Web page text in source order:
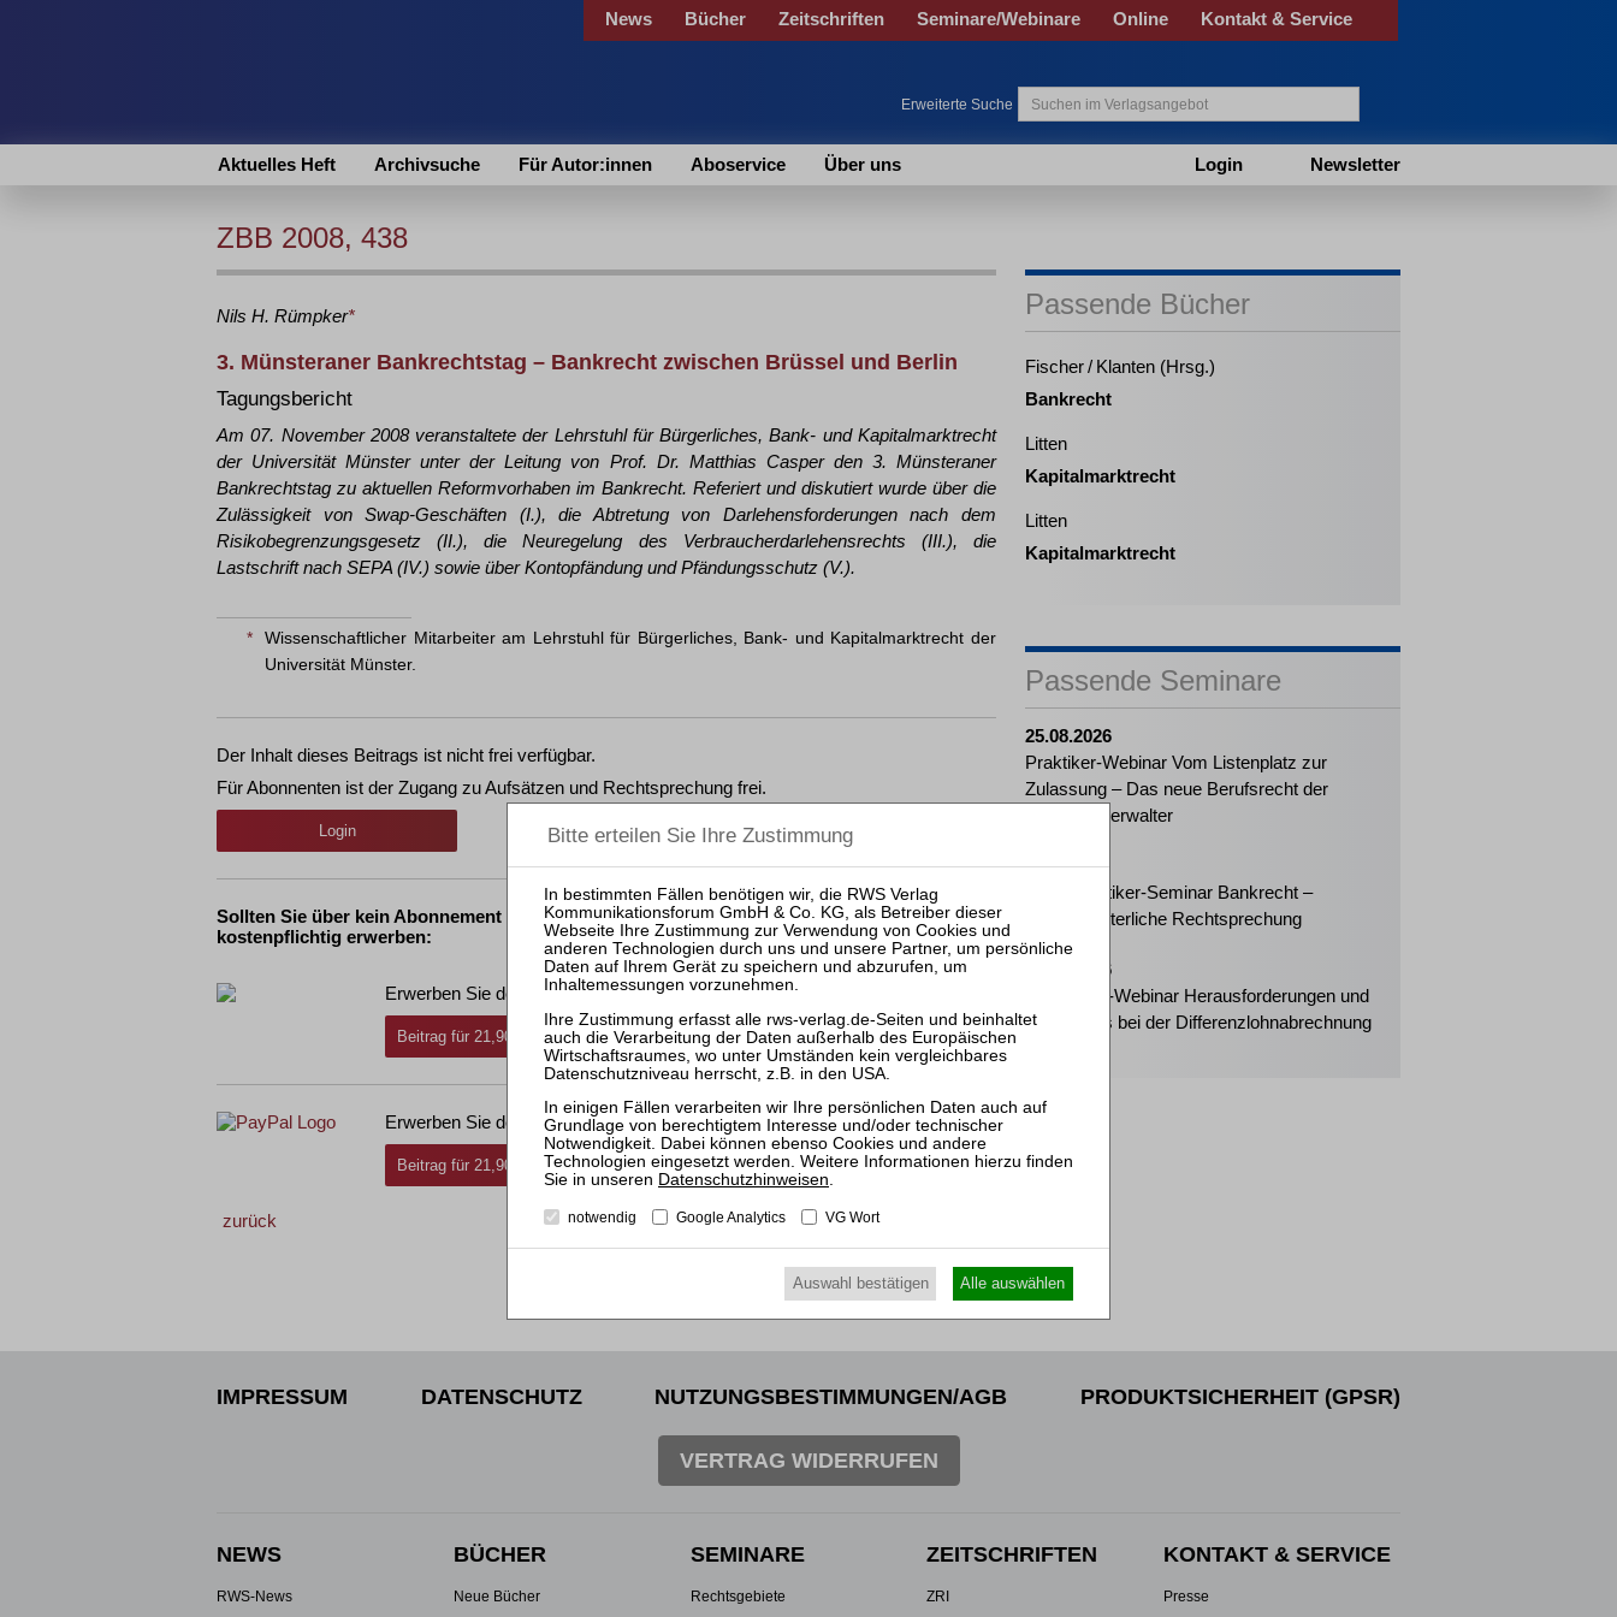
News Bücher Zeitschriften Seminare/Webinare Online Kontakt & Service
Erweiterte Suche
Aktuelles Heft Archivsuche Für Autor:innen Aboservice Über uns Newsletter
Login
ZBB 2008, 438
Nils H. Rümpker*
3. Münsteraner Bankrechtstag – Bankrecht zwischen Brüssel und Berlin
Tagungsbericht
Am 07. November 2008 veranstaltete der Lehrstuhl für Bürgerliches, Bank- und Kapitalmarktrecht
der Universität Münster unter der Leitung von Prof. Dr. Matthias Casper den 3. Münsteraner
Bankrechtstag zu aktuellen Reformvorhaben im Bankrecht. Referiert und diskutiert wurde über die
Zulässigkeit von Swap-Geschäften (I.), die Abtretung von Darlehensforderungen nach dem
Risikobegrenzungsgesetz (II.), die Neuregelung des Verbraucherdarlehensrechts (III.), die
Lastschrift nach SEPA (IV.) sowie über Kontopfändung und Pfändungsschutz (V.).
*
Wissenschaftlicher Mitarbeiter am Lehrstuhl für Bürgerliches, Bank- und Kapitalmarktrecht der
Universität Münster.
Der Inhalt dieses Beitrags ist nicht frei verfügbar.
Für Abonnenten ist der Zugang zu Aufsätzen und Rechtsprechung frei.
Login
Sollten Sie über kein Abonnement verfügen, können Sie den gewünschten Beitrag trotzdem
kostenpflichtig erwerben:
Erwerben Sie den gewünschten Beitrag kostenpflichtig per Rechnung.
Beitrag für 21,90 € inkl. 7 % MwSt. kaufen
Erwerben Sie den gewünschten Beitrag kostenpflichtig mitPayPal.
Beitrag für 21,90 € inkl. 7 % MwSt. kaufen
zurück
Passende Bücher
Fischer / Klanten (Hrsg.)
Bankrecht
Litten
Kapitalmarktrecht
Litten
Kapitalmarktrecht
Passende Seminare
25.08.2026
Praktiker-Webinar Vom Listenplatz zur
Zulassung – Das neue Berufsrecht der
Insolvenzverwalter
27.11.2026
Köln: Praktiker-Seminar Bankrecht –
Höchstrichterliche Rechtsprechung
16.09.2026
Mitarbeiter-Webinar Herausforderungen und
Praxistipps bei der Differenzlohnabrechnung
IMPRESSUM DATENSCHUTZ NUTZUNGSBESTIMMUNGEN/AGB PRODUKTSICHERHEIT (GPSR)
VERTRAG WIDERRUFEN
NEWS
RWS-News
BÜCHER
Neue Bücher
SEMINARE
Rechtsgebiete
ZEITSCHRIFTEN
ZRI
KONTAKT & SERVICE
Presse
Datenschutzhinweisen.
notwendig Google Analytics VG Wort
Auswahl bestätigen Alle auswählen